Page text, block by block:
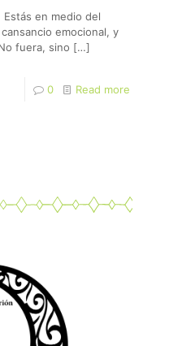
en medio del
emocional, y
fuera, sino […]
0 Read more